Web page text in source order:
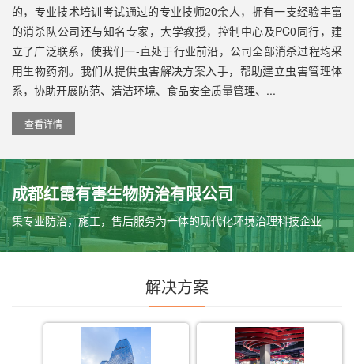
的，专业技术培训考试通过的专业技师20余人，拥有一支经验丰富
的消杀队公司还与知名专家，大学教授，控制中心及PC0同行，建
立了广泛联系，使我们一-直处于行业前沿，公司全部消杀过程均采
用生物药剂。我们从提供虫害解决方案入手，帮助建立虫害管理体
系，协助开展防范、清洁环境、食品安全质量管理、...
查看详情
成都红霞有害生物防治有限公司
集专业防治，施工，售后服务为一体的现代化环境治理科技企业
解决方案